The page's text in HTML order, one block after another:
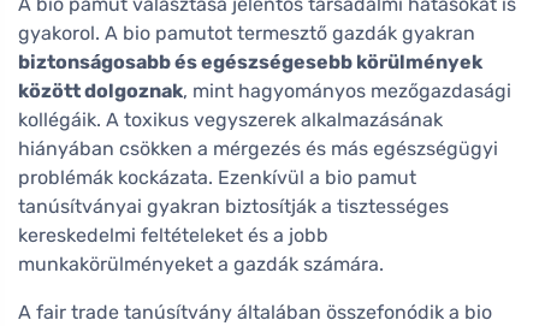
A bio pamut választása jelentős társadalmi hatásokat is
gyakorol. A bio pamutot termesztő gazdák gyakran
biztonságosabb és egészségesebb körülmények
között dolgoznak, mint hagyományos mezőgazdasági
kollégáik. A toxikus vegyszerek alkalmazásának
hiányában csökken a mérgezés és más egészségügyi
problémák kockázata. Ezenkívül a bio pamut
tanúsítványai gyakran biztosítják a tisztességes
kereskedelmi feltételeket és a jobb
munkakörülményeket a gazdák számára.
A fair trade tanúsítvány általában összefonódik a bio